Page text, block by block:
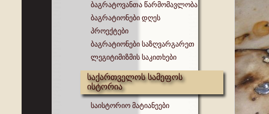
ბაგრატოვანთა წარმომავლობა
ბაგრატიონები დღეს
პროექტები
ბაგრატიონები საზღვარგარეთ
ლეგიტიმიზმის საკითხები
საქართველოს სამეფოს
ისტორია
საისტორიო მატიანეები